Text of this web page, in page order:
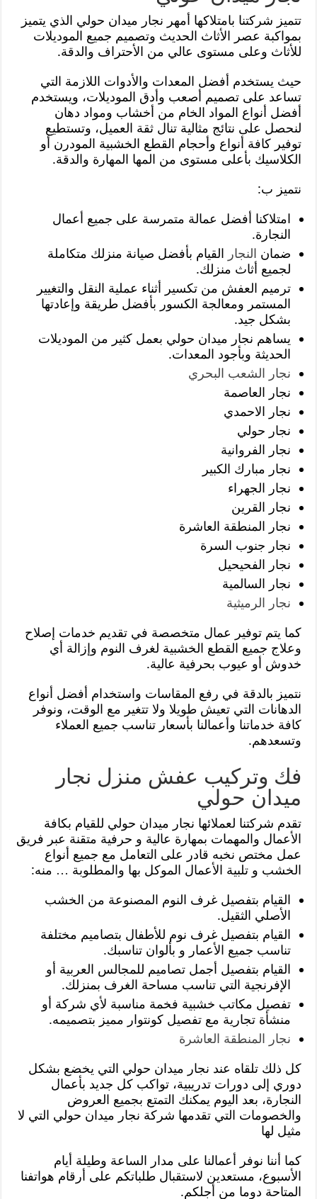
تتميز شركتنا بامتلاكها أمهر نجار ميدان حولي الذي يتميز
بمواكبة عصر الأثاث الحديث وتصميم جميع الموديلات
للأثاث وعلى مستوى عالي من الأحتراف والدقة.
حيث يستخدم أفضل المعدات والأدوات اللازمة التي
تساعد على تصميم أصعب وأدق الموديلات، ويستخدم
أفضل أنواع المواد الخام من أخشاب ومواد دهان
لنحصل على نتائج مثالية تنال ثقة العميل، وتستطيع
توفير كافة أنواع وأحجام القطع الخشبية المودرن أو
الكلاسيك بأعلى مستوى من المها المهارة والدقة.
نتميز ب:
امتلاكنا أفضل عمالة متمرسة على جميع أعمال
النجارة.
ضمان النجار القيام بأفضل صيانة منزلك متكاملة
لجميع أثاث منزلك.
ترميم العفش من تكسير أثناء عملية النقل والتغيير
المستمر ومعالجة الكسور بأفضل طريقة وإعادتها
بشكل جيد.
يساهم نجار ميدان حولي بعمل كثير من الموديلات
الحديثة وبأجود المعدات.
نجار الشعب البحري
نجار العاصمة
نجار الاحمدي
نجار حولي
نجار الفروانية
نجار مبارك الكبير
نجار الجهراء
نجار القرين
نجار المنطقة العاشرة
نجار جنوب السرة
نجار الفحيحيل
نجار السالمية
نجار الرميثية
كما يتم توفير عمال متخصصة في تقديم خدمات إصلاح
وعلاج جميع القطع الخشبية لغرف النوم وإزالة أي
خدوش أو عيوب بحرفية عالية.
نتميز بالدقة في رفع المقاسات واستخدام أفضل أنواع
الدهانات التي تعيش طويلا ولا تتغير مع الوقت، ونوفر
كافة خدماتنا وأعمالنا بأسعار تناسب جميع العملاء
وتسعدهم.
فك وتركيب عفش منزل نجار
ميدان حولي
تقدم شركتنا لعملائها نجار ميدان حولي للقيام بكافة
الأعمال والمهمات بمهارة عالية و حرفية متقنة عبر فريق
عمل مختص نخبه قادر على التعامل مع جميع أنواع
الخشب و تلبية الأعمال الموكل بها والمطلوبة … منه:
القيام بتفصيل غرف النوم المصنوعة من الخشب
الأصلي الثقيل.
القيام بتفصيل غرف نوم للأطفال بتصاميم مختلفة
تناسب جميع الأعمار و بألوان تناسبك.
القيام بتفصيل أجمل تصاميم للمجالس العربية أو
الإفرنجية التي تناسب مساحة الغرف بمنزلك.
تفصيل مكاتب خشبية فخمة مناسبة لأي شركة أو
منشأة تجارية مع تفصيل كونتوار مميز بتصميمه.
نجار المنطقة العاشرة
كل ذلك تلقاه عند نجار ميدان حولي التي يخضع بشكل
دوري إلى دورات تدريبية، تواكب كل جديد بأعمال
النجارة، بعد اليوم يمكنك التمتع بجميع العروض
والخصومات التي تقدمها شركة نجار ميدان حولي التي لا
مثيل لها
كما أننا نوفر أعمالنا على مدار الساعة وطيلة أيام
الأسبوع، مستعدين لاستقبال طلباتكم على أرقام هواتفنا
المتاحة دوما من أجلكم.